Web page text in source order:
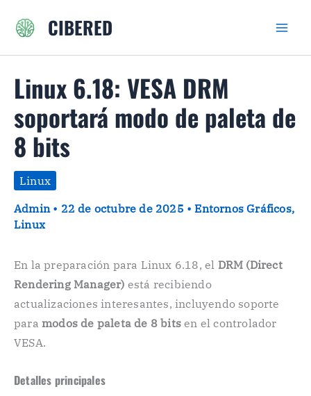
CIBERED
Linux 6.18: VESA DRM
soportará modo de paleta de
8 bits
Linux
Admin • 22 de octubre de 2025 •Entornos Gráficos,
Linux
En la preparación para Linux 6.18, el DRM (Direct
Rendering Manager) está recibiendo
actualizaciones interesantes, incluyendo soporte
para modos de paleta de 8 bits en el controlador
VESA.
Detalles principales